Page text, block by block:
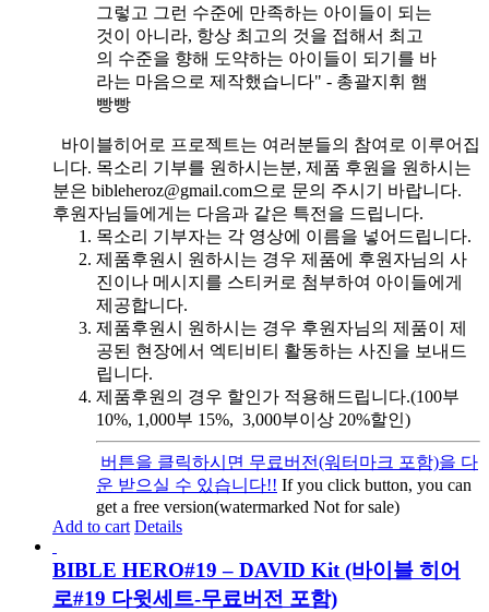
그렇고 그런 수준에 만족하는 아이들이 되는
것이 아니라, 항상 최고의 것을 접해서 최고
의 수준을 향해 도약하는 아이들이 되기를 바
라는 마음으로 제작했습니다" - 총괄지휘 햄
빵빵
바이블히어로 프로젝트는 여러분들의 참여로 이루어집
니다. 목소리 기부를 원하시는분, 제품 후원을 원하시는
분은 bibleheroz@gmail.com으로 문의 주시기 바랍니다.
후원자님들에게는 다음과 같은 특전을 드립니다.
목소리 기부자는 각 영상에 이름을 넣어드립니다.
제품후원시 원하시는 경우 제품에 후원자님의 사
진이나 메시지를 스티커로 첨부하여 아이들에게
제공합니다.
제품후원시 원하시는 경우 후원자님의 제품이 제
공된 현장에서 엑티비티 활동하는 사진을 보내드
립니다.
제품후원의 경우 할인가 적용해드립니다.(100부
10%, 1,000부 15%, 3,000부이상 20%할인)
버튼을 클릭하시면 무료버전(워터마크 포함)을 다
운 받으실 수 있습니다!! If you click button, you can
get a free version(watermarked Not for sale)
Add to cart Details
BIBLE HERO#19 – DAVID Kit (바이블 히어
로#19 다윗세트-무료버전 포함)